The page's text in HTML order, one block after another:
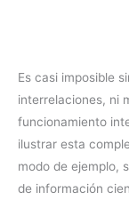
Es casi imposible
interrelaciones, ni
funcionamiento
ilustrar esta
modo de ejemplo,
de información